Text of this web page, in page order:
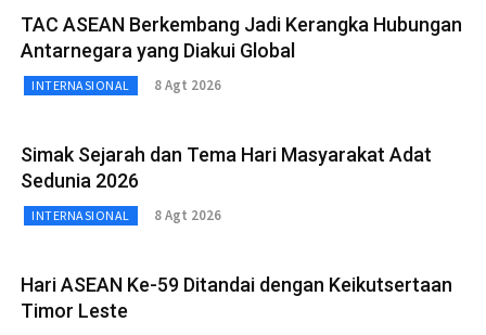
TAC ASEAN Berkembang Jadi Kerangka Hubungan
Antarnegara yang Diakui Global
INTERNASIONAL 8 Agt 2026
Simak Sejarah dan Tema Hari Masyarakat Adat
Sedunia 2026
INTERNASIONAL 8 Agt 2026
Hari ASEAN Ke-59 Ditandai dengan Keikutsertaan
Timor Leste